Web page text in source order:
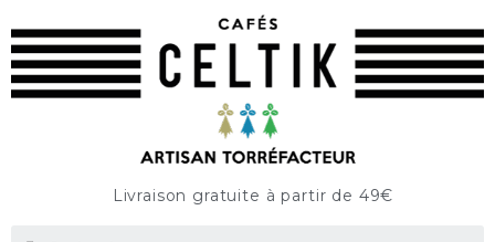
Livraison gratuite à partir de 49€